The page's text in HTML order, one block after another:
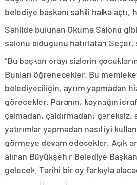
belediye başkanı sahili halka açtı,
Sahilde bulunan Okuma Salonu
salonu olduğunu hatırlatan Seçer,
“Bu başkan orayı sizlerin
Bunları öğrenecekler. Bu
belediyeciliğin, ayrım yapmadan
görecekler. Paranın, kaynağın
çalmadan, çaldırmadan; gereksiz,
yatırımlar yapmadan nasıl iyi
görmeye devam edecekler. Açık
alınan Büyükşehir Belediye
gelecek. Tarihi bir oy farkıyla